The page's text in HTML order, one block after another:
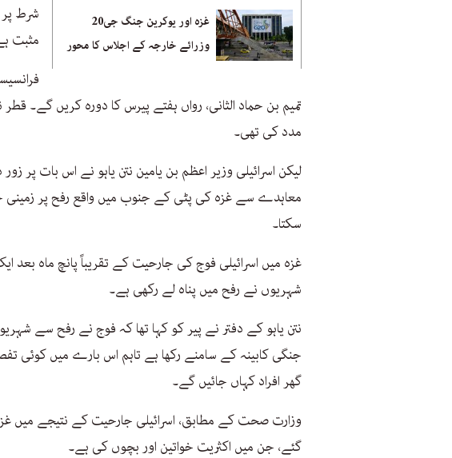
غزہ اور یوکرین جنگ جی20
وزرائے خارجہ کے اجلاس کا محور
شرط پر
مثبت
تمیم بن حماد الثانی، رواں ہفتے پیرس کا دورہ کریں گے۔
مدد کی تھی۔
لیکن اسرائیلی وزیر اعظم بن یامین نتن یاہو نے اس بات پر
معاہدے سے غزہ کی پٹی کے جنوب میں واقع رفح پر زمینی
سکتا۔
شہریوں نے رفح میں پناہ لے رکھی ہے۔
نتن یاہو کے دفتر نے پیر کو کہا تھا کہ فوج نے رفح سے
جنگی کابینہ کے سامنے رکھا ہے تاہم اس بارے میں کوئی
گھر افراد کہاں جائیں گے۔
گئے، جن میں اکثریت خواتین اور بچوں کی ہے۔